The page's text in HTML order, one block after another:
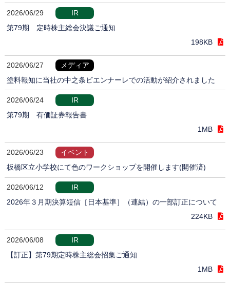
2026/06/29
IR
第79期 定時株主総会決議ご通知
198KB
2026/06/27
メディア
塗料報知に当社の中之条ビエンナーレでの活動が紹介されました
2026/06/24
IR
第79期 有価証券報告書
1MB
2026/06/23
イベント
板橋区立小学校にて色のワークショップを開催します(開催済)
2026/06/12
IR
2026年３月期決算短信［日本基準］（連結）の一部訂正について
224KB
2026/06/08
IR
【訂正】第79期定時株主総会招集ご通知
1MB